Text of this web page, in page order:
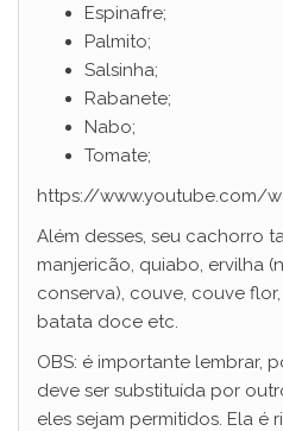
Espinafre;
Palmito;
Salsinha;
Rabanete;
Nabo;
Tomate;
https://www.youtube.com/
Além desses, seu cachorro
manjericão, quiabo, ervilha
conserva), couve, couve
batata doce etc.
OBS: é importante lembrar,
deve ser substituída por
eles sejam permitidos. Ela é